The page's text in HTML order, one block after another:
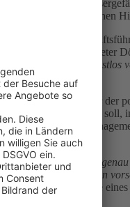
im niedersächsischen
DUH-
die Bilder gefluteter
so
Umdenken auf keiner der
dokumentieren
verloren.„Damit ist
hatte, nämlich einen
Lösungen im Sinne